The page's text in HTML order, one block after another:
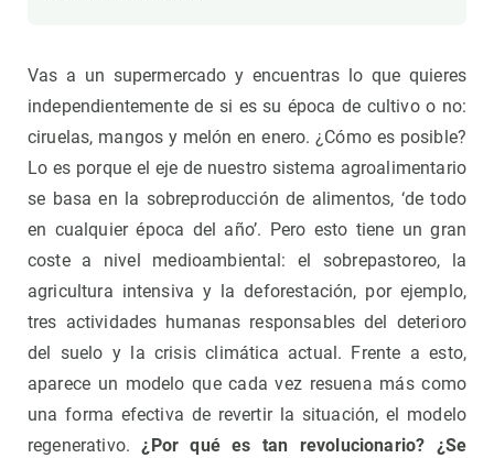
Vas a un supermercado y encuentras lo que quieres
independientemente de si es su época de cultivo o no:
ciruelas, mangos y melón en enero. ¿Cómo es posible?
Lo es porque el eje de nuestro sistema agroalimentario
se basa en la sobreproducción de alimentos, ‘de todo
en cualquier época del año’. Pero esto tiene un gran
coste a nivel medioambiental: el sobrepastoreo, la
agricultura intensiva y la deforestación, por ejemplo,
tres actividades humanas responsables del deterioro
del suelo y la crisis climática actual. Frente a esto,
aparece un modelo que cada vez resuena más como
una forma efectiva de revertir la situación, el modelo
regenerativo.¿Por qué es tan revolucionario? ¿Se